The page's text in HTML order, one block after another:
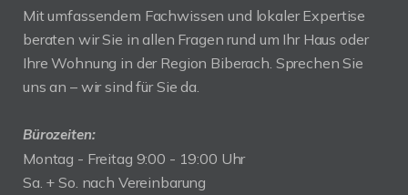
Mit umfassendem Fachwissen und lokaler Expertise
beraten wir Sie in allen Fragen rund um Ihr Haus oder
Ihre Wohnung in der Region Biberach. Sprechen Sie
uns an – wir sind für Sie da.
Bürozeiten:
Montag - Freitag 9:00 - 19:00 Uhr
Sa. + So. nach Vereinbarung